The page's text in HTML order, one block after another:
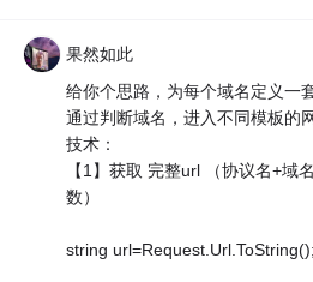
果然如此
给你个思路，为每个域名定义一
通过判断域名，进入不同模板的
技术：
【1】获取 完整url （协议名+域
数）
string url=Request.Url.ToString();